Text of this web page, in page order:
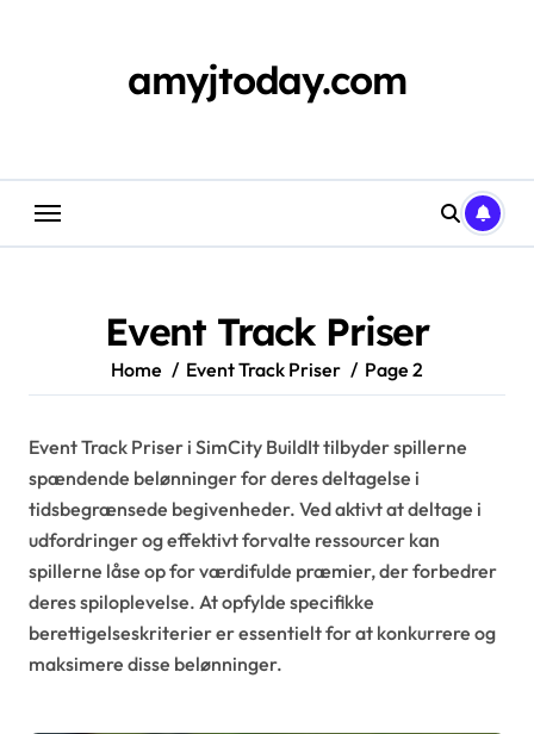
amyjtoday.com
Event Track Priser
Home Event Track Priser Page 2
Event Track Priser i SimCity BuildIt tilbyder spillerne
spændende belønninger for deres deltagelse i
tidsbegrænsede begivenheder. Ved aktivt at deltage i
udfordringer og effektivt forvalte ressourcer kan
spillerne låse op for værdifulde præmier, der forbedrer
deres spiloplevelse. At opfylde specifikke
berettigelseskriterier er essentielt for at konkurrere og
maksimere disse belønninger.